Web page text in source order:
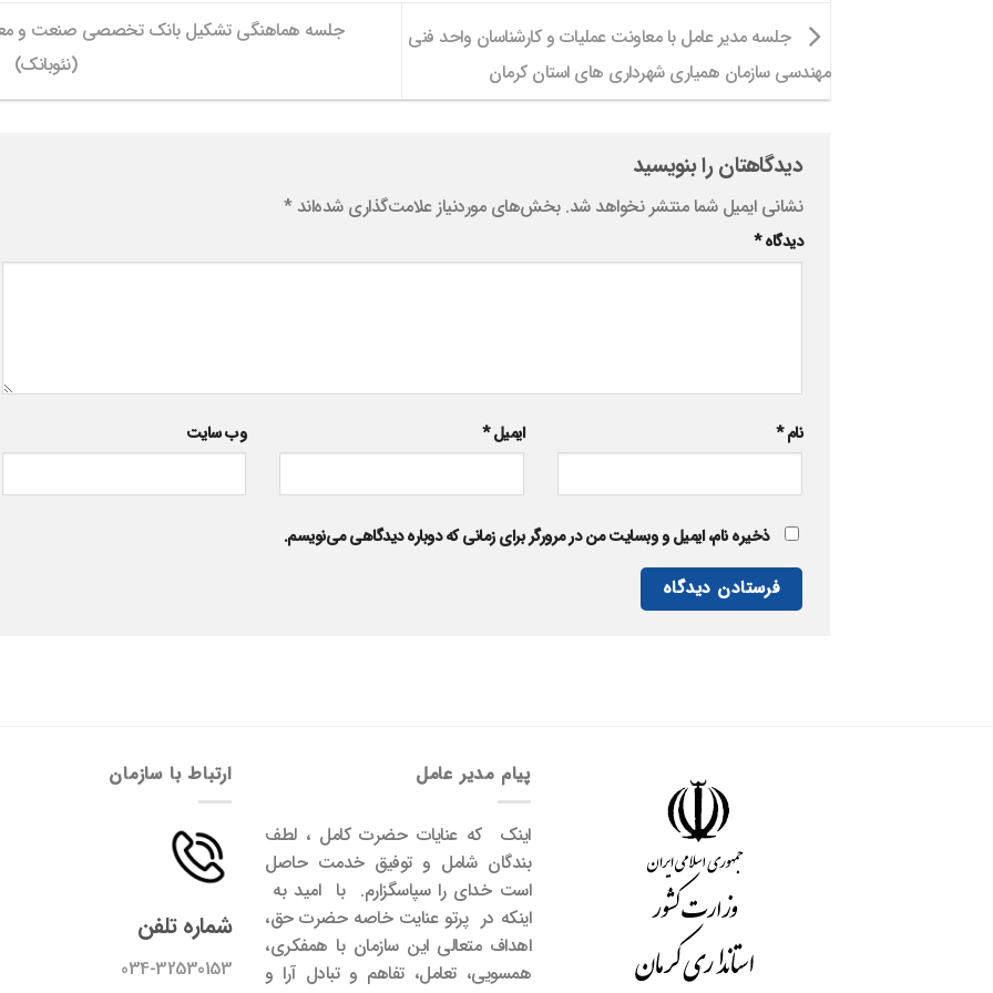
جلسه مدیر عامل با معاونت عملیات و کارشناسان واحد فنی
مهندسی سازمان همیاری شهرداری های استان کرمان
جلسه هماهنگی تشکیل بانک تخصصی صنعت و
(نئوبانک)
دیدگاهتان را بنویسید
نشانی ایمیل شما منتشر نخواهد شد. بخش‌های موردنیاز علامت‌گذاری شده‌اند*
دیدگاه*
نام* ایمیل* وب‌ سایت
ذخیره نام، ایمیل و وبسایت من در مرورگر برای زمانی که دوباره دیدگاهی می‌نویسم.
پیام مدیر عامل
اینک که عنایات حضرت کامل ، لطف
بندگان شامل و توفیق خدمت حاصل
است خدای را سپاسگزارم. با امید به
اینکه در پرتو عنایت خاصه حضرت حق،
اهداف متعالی این سازمان با همفکری،
همسویی، تعامل، تفاهم و تبادل آرا و
ارتباط با سازمان
شماره تلفن
034-32530153